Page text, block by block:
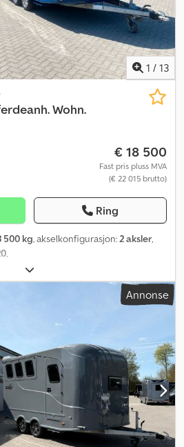
1 / 13
Wohn.
€ 18 500
Fast pris pluss MVA
(€ 22 015 brutto)
Ring
500 kg, akselkonfigurasjon: 2 aksler,
Annonse